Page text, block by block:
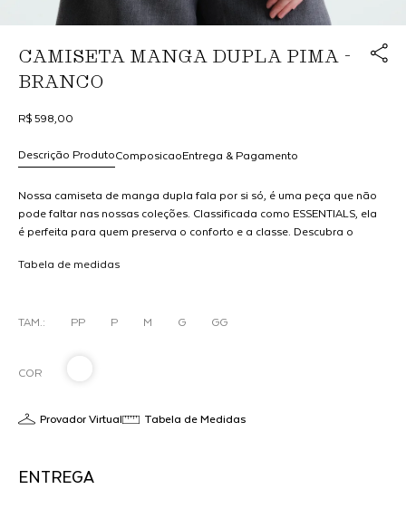
CAMISETA MANGA DUPLA PIMA -
BRANCO
Link
R$ 598,00
Composicao
Descrição Produto Entrega & Pagamento
Nossa camiseta de manga dupla fala por si só, é uma peça que não
pode faltar nas nossas coleções. Classificada como ESSENTIALS, ela
é perfeita para quem preserva o conforto e a classe. Descubra o
material de alta qualidade e costuras reforçadas, esse modelo é
MODELO VESTE 36
Tabela de medidas
TAM.: PP P M G GG
COR
Provador Virtual Tabela de Medidas
ENTREGA